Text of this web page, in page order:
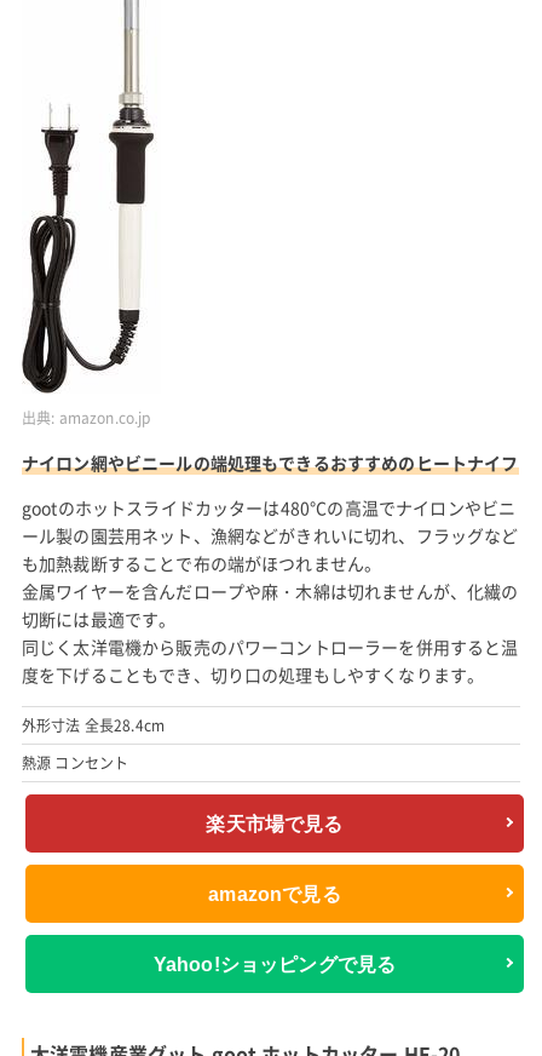
出典: amazon.co.jp
ナイロン網やビニールの端処理もできるおすすめのヒートナイフ
gootのホットスライドカッターは480°Cの高温でナイロンやビニ
ール製の園芸用ネット、漁網などがきれいに切れ、フラッグなど
も加熱裁断することで布の端がほつれません。
金属ワイヤーを含んだロープや麻・木綿は切れませんが、化繊の
切断には最適です。
同じく太洋電機から販売のパワーコントローラーを併用すると温
度を下げることもでき、切り口の処理もしやすくなります。
外形寸法 全長28.4cm
熱源 コンセント
楽天市場で見る
amazonで見る
Yahoo!ショッピングで見る